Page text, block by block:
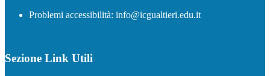
Problemi accessibilità: info@icgualtieri.edu.it
Sezione Link Utili